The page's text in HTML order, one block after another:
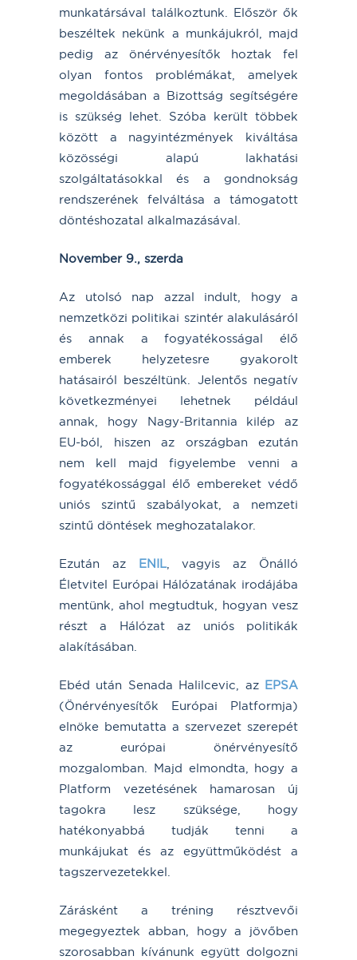
munkatársával találkoztunk. Először ők
beszéltek nekünk a munkájukról, majd
pedig az önérvényesítők hoztak fel
olyan fontos problémákat, amelyek
megoldásában a Bizottság segítségére
is szükség lehet. Szóba került többek
között a nagyintézmények kiváltása
közösségi alapú lakhatási
szolgáltatásokkal és a gondnokság
rendszerének felváltása a támogatott
döntéshozatal alkalmazásával.
November 9., szerda
Az utolsó nap azzal indult, hogy a
nemzetközi politikai szintér alakulásáról
és annak a fogyatékosságal élő
emberek helyzetesre gyakorolt
hatásairól beszéltünk. Jelentős negatív
következményei lehetnek például
annak, hogy Nagy-Britannia kilép az
EU-ból, hiszen az országban ezután
nem kell majd figyelembe venni a
fogyatékossággal élő embereket védő
uniós szintű szabályokat, a nemzeti
szintű döntések meghozatalakor.
Ezután az ENIL, vagyis az Önálló
Életvitel Európai Hálózatának irodájába
mentünk, ahol megtudtuk, hogyan vesz
részt a Hálózat az uniós politikák
alakításában.
Ebéd után Senada Halilcevic, az EPSA
(Önérvényesítők Európai Platformja)
elnöke bemutatta a szervezet szerepét
az európai önérvényesítő
mozgalomban. Majd elmondta, hogy a
Platform vezetésének hamarosan új
tagokra lesz szüksége, hogy
hatékonyabbá tudják tenni a
munkájukat és az együttműködést a
tagszervezetekkel.
Zárásként a tréning résztvevői
megegyeztek abban, hogy a jövőben
szorosabban kívánunk együtt dolgozni